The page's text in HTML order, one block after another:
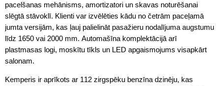
pacelšanas mehānisms, amortizatori un skavas noturēšanai
slēgtā stāvoklī. Klienti var izvēlēties kādu no četrām paceļamā
jumta versijām, kas ļauj palielināt pasažieru nodalījuma augstumu
līdz 1650 vai 2000 mm. Automašīna komplektācijā arī
plastmasas logi, moskītu tīkls un LED apgaismojums visapkārt
salonam.
Kemperis ir aprīkots ar 112 zirgspēku benzīna dzinēju, kas